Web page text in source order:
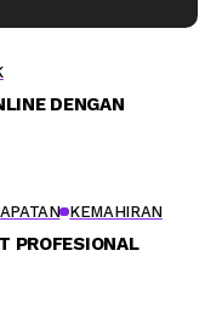
DENGAN
KEMAHIRAN
PROFESIONAL